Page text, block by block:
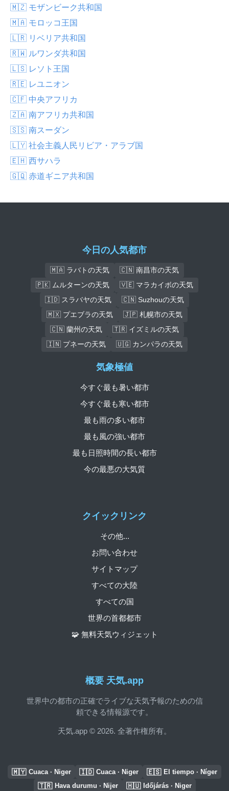
🇲🇿 モザンビーク共和国
🇲🇦 モロッコ王国
🇱🇷 リベリア共和国
🇷🇼 ルワンダ共和国
🇱🇸 レソト王国
🇷🇪 レユニオン
🇨🇫 中央アフリカ
🇿🇦 南アフリカ共和国
🇸🇸 南スーダン
🇱🇾 社会主義人民リビア・アラブ国
🇪🇭 西サハラ
🇬🇶 赤道ギニア共和国
今日の人気都市
🇲🇦 ラバトの天気
🇨🇳 南昌市の天気
🇵🇰 ムルターンの天気
🇻🇪 マラカイボの天気
🇮🇩 スラバヤの天気
🇨🇳 Suzhouの天気
🇲🇽 プエブラの天気
🇯🇵 札幌市の天気
🇨🇳 蘭州の天気
🇹🇷 イズミルの天気
🇮🇳 プネーの天気
🇺🇬 カンパラの天気
概要 天気.app
世界中の都市の正確でライブな天気予報のための信
頼できる情報源です。
天気.app © 2026. 全著作権所有。
クイックリンク
その他...
お問い合わせ
サイトマップ
すべての大陸
すべての国
世界の首都都市
🧩 無料天気ウィジェット
気象極値
今すぐ最も暑い都市
今すぐ最も寒い都市
最も雨の多い都市
最も風の強い都市
最も日照時間の長い都市
今の最悪の大気質
🇲🇾 Cuaca · Niger 🇮🇩 Cuaca · Niger 🇪🇸 El tiempo · Níger
🇹🇷 Hava durumu · Nijer 🇭🇺 Időjárás · Niger